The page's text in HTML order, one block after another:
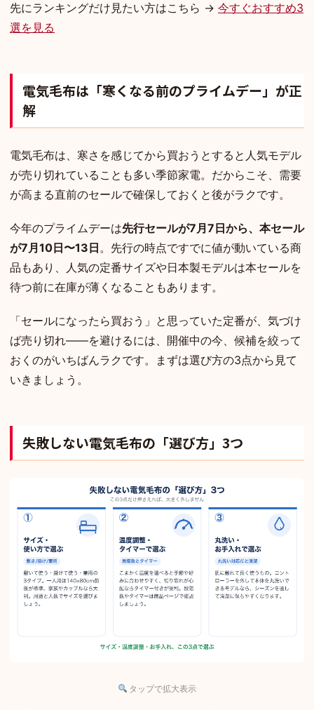
先にランキングだけ見たい方はこちら → 今すぐおすすめ3
選を見る
電気毛布は「寒くなる前のプライムデー」が正
解
電気毛布は、寒さを感じてから買おうとすると人気モデル
が売り切れていることも多い季節家電。だからこそ、需要
が高まる直前のセールで確保しておくと後がラクです。
今年のプライムデーは先行セールが7月7日から、本セール
が7月10日〜13日。先行の時点ですでに値が動いている商
品もあり、人気の定番サイズや日本製モデルは本セールを
待つ前に在庫が薄くなることもあります。
「セールになったら買おう」と思っていた定番が、気づけ
ば売り切れ——を避けるには、開催中の今、候補を絞って
おくのがいちばんラクです。まずは選び方の3点から見て
いきましょう。
失敗しない電気毛布の「選び方」3つ
タップで拡大表示